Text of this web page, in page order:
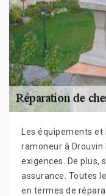
Les équipements
ramoneur à Drouvin
exigences. De plus,
assurance. Toutes
en termes de